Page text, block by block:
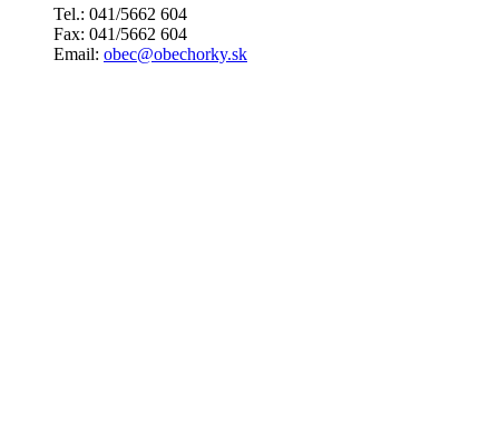
Tel.: 041/5662 604
Fax: 041/5662 604
Email: obec@obechorky.sk